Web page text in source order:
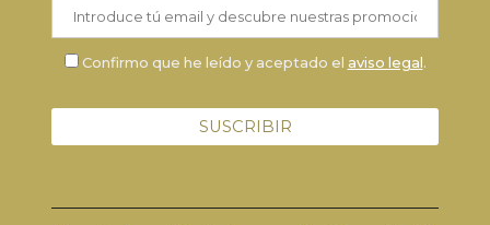
Confirmo que he leído y aceptado el aviso legal.